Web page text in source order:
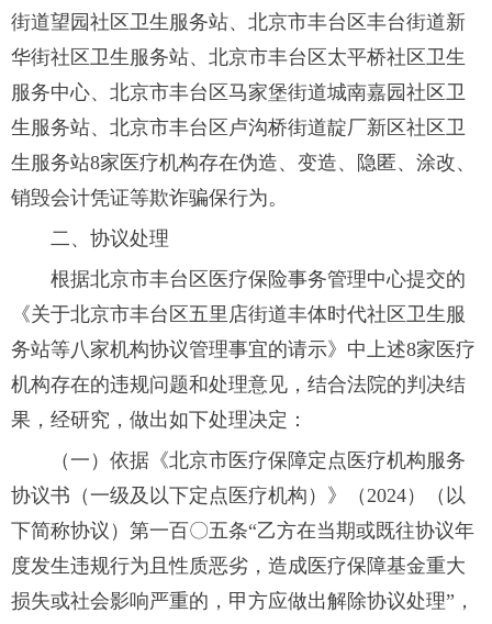
街道望园社区卫生服务站、北京市丰台区丰台街道新
华街社区卫生服务站、北京市丰台区太平桥社区卫生
服务中心、北京市丰台区马家堡街道城南嘉园社区卫
生服务站、北京市丰台区卢沟桥街道靛厂新区社区卫
生服务站8家医疗机构存在伪造、变造、隐匿、涂改、
销毁会计凭证等欺诈骗保行为。
二、协议处理
根据北京市丰台区医疗保险事务管理中心提交的
《关于北京市丰台区五里店街道丰体时代社区卫生服
务站等八家机构协议管理事宜的请示》中上述8家医疗
机构存在的违规问题和处理意见，结合法院的判决结
果，经研究，做出如下处理决定：
（一）依据《北京市医疗保障定点医疗机构服务
协议书（一级及以下定点医疗机构）》（2024）（以
下简称协议）第一百〇五条“乙方在当期或既往协议年
度发生违规行为且性质恶劣，造成医疗保障基金重大
损失或社会影响严重的，甲方应做出解除协议处理”，